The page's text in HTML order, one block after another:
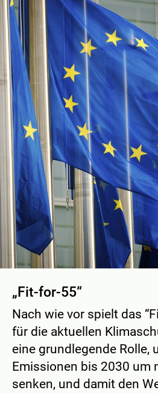
„Fit-for-55“
Nach wie vor spielt das
für die aktuellen
eine grundlegende Rolle,
Emissionen bis 2030 um
senken, und damit den